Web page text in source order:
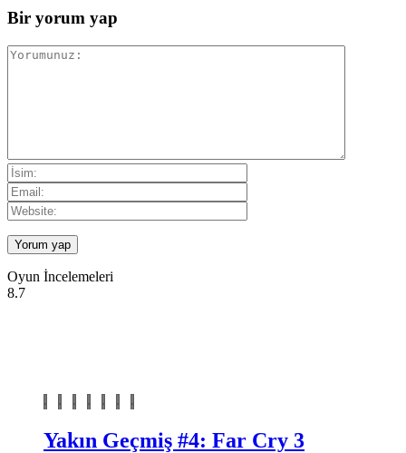
Bir yorum yap
Oyun İncelemeleri
8.7
Yakın Geçmiş #4: Far Cry 3